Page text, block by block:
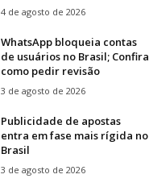
4 de agosto de 2026
WhatsApp bloqueia contas
de usuários no Brasil; Confira
como pedir revisão
3 de agosto de 2026
Publicidade de apostas
entra em fase mais rígida no
Brasil
3 de agosto de 2026